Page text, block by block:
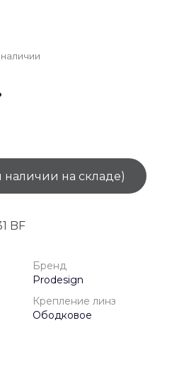
наличии на складе)
BF
Бренд
Prodesign
Крепление линз
Ободковое